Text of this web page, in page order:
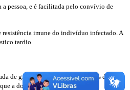
a pessoa, e é facilitada pelo convívio de
resistência imune do indivíduo infectado. A
tardio.
de grande parte dos profissionais de
a doença pode acarretar.